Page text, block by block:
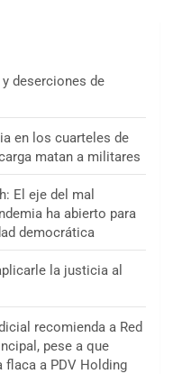
deserciones de
en los cuarteles de
matan a militares
El eje del mal
ha abierto para
democrática
la justicia al
recomienda a Red
pese a que
flaca a PDV Holding